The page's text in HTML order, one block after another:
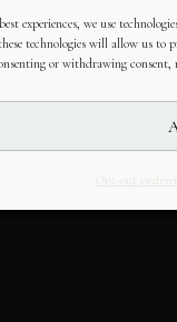
experiences, we use
technologies will allow us to
or withdrawing consent,
Opt-out